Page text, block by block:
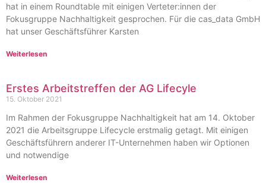
hat in einem Roundtable mit einigen Verteter:innen der
Fokusgruppe Nachhaltigkeit gesprochen. Für die cas_data GmbH
hat unser Geschäftsführer Karsten
Weiterlesen
Erstes Arbeitstreffen der AG Lifecyle
15. Oktober 2021
Im Rahmen der Fokusgruppe Nachhaltigkeit hat am 14. Oktober
2021 die Arbeitsgruppe Lifecycle erstmalig getagt. Mit einigen
Geschäftsführern anderer IT-Unternehmen haben wir Optionen
und notwendige
Weiterlesen